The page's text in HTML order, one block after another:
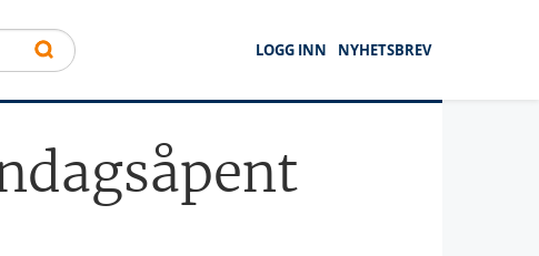
LOGG INN
NYHETSBREV